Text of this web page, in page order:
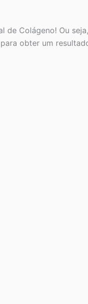
Colágeno! Ou
obter um